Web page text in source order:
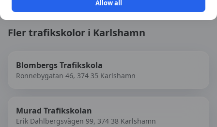
Fler trafikskolor i Karlshamn
Blombergs Trafikskola
Ronnebygatan 46, 374 35 Karlshamn
Murad Trafikskolan
Erik Dahlbergsvägen 99, 374 38 Karlshamn
Allow all